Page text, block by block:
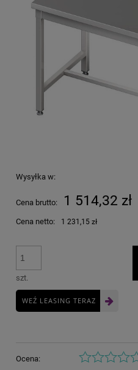
Wysyłka w:
Cena brutto: 1 514,32 zł
Cena netto: 1 231,15 zł
szt.
WEŹ LEASING TERAZ
Ocena: